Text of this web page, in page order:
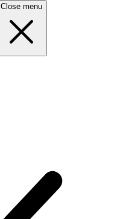
Close menu